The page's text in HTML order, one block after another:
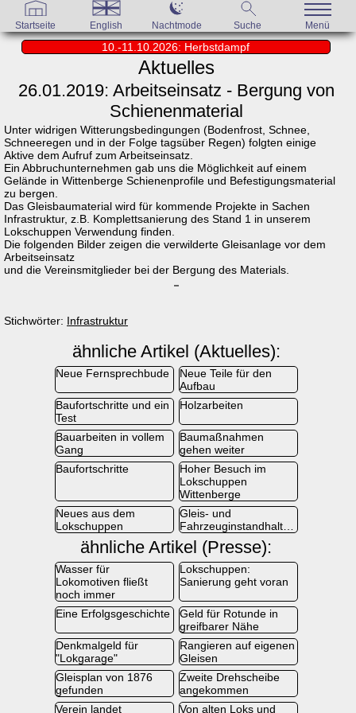
Startseite English Nachtmode Suche Menü
10.-11.10.2026: Herbstdampf
Aktuelles
26.01.2019: Arbeitseinsatz - Bergung von
Schienenmaterial
Unter widrigen Witterungsbedingungen (Bodenfrost, Schnee,
Schneeregen und in der Folge tagsüber Regen) folgten einige
Aktive dem Aufruf zum Arbeitseinsatz.
Ein Abbruchunternehmen gab uns die Möglichkeit auf einem
Gelände in Wittenberge Schienenprofile und Befestigungsmaterial
zu bergen.
Das Gleisbaumaterial wird für kommende Projekte in Sachen
Infrastruktur, z.B. Komplettsanierung des Stand 1 in unserem
Lokschuppen Verwendung finden.
Die folgenden Bilder zeigen die verwilderte Gleisanlage vor dem
Arbeitseinsatz
und die Vereinsmitglieder bei der Bergung des Materials.
Stichwörter: Infrastruktur
ähnliche Artikel (Aktuelles):
Neue Fernsprechbude
Neue Teile für den
Aufbau
Baufortschritte und ein
Test
Holzarbeiten
Bauarbeiten in vollem
Gang
Baumaßnahmen
gehen weiter
Baufortschritte
Hoher Besuch im
Lokschuppen
Wittenberge
Neues aus dem
Lokschuppen
Gleis- und
Fahrzeuginstandhaltung
ähnliche Artikel (Presse):
Wasser für
Lokomotiven fließt
noch immer
Lokschuppen:
Sanierung geht voran
Eine Erfolgsgeschichte
Geld für Rotunde in
greifbarer Nähe
Denkmalgeld für
"Lokgarage"
Rangieren auf eigenen
Gleisen
Gleisplan von 1876
gefunden
Zweite Drehscheibe
angekommen
Verein landet
Von alten Loks und